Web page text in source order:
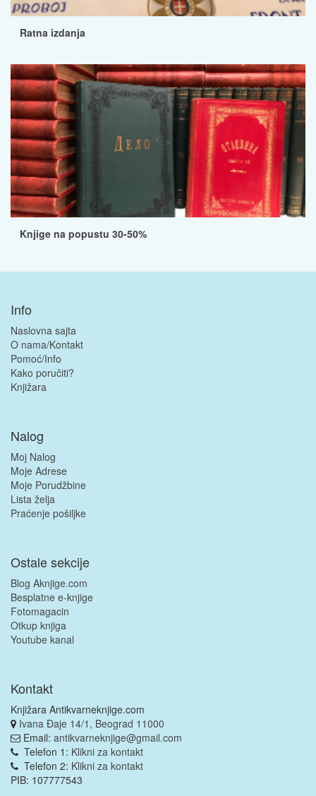
Ratna izdanja
Knjige na popustu 30-50%
Info
Naslovna sajta
O nama/Kontakt
Pomoć/Info
Kako poručiti?
Knjižara
Nalog
Moj Nalog
Moje Adrese
Moje Porudžbine
Lista želja
Praćenje pošiljke
Ostale sekcije
Blog Aknjige.com
Besplatne e-knjige
Fotomagacin
Otkup knjiga
Youtube kanal
Kontakt
Knjižara Antikvarneknjige.com
Ivana Đaje 14/1, Beograd 11000
Email: antikvarneknjige@gmail.com
Telefon 1: Klikni za kontakt
Telefon 2: Klikni za kontakt
PIB: 107777543